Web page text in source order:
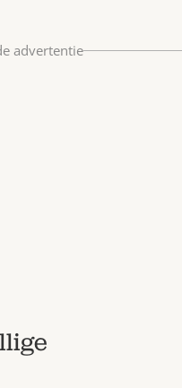
advertentie